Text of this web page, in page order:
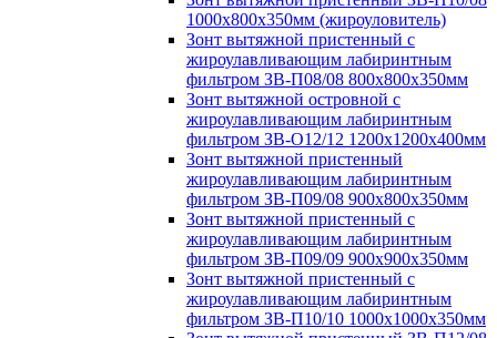
1000х800х350мм (жироуловитель)
Зонт вытяжной пристенный с
жироулавливающим лабиринтным
фильтром ЗВ-П08/08 800х800х350мм
Зонт вытяжной островной с
жироулавливающим лабиринтным
фильтром ЗВ-О12/12 1200х1200х400мм
Зонт вытяжной пристенный
жироулавливающим лабиринтным
фильтром ЗВ-П09/08 900х800х350мм
Зонт вытяжной пристенный с
жироулавливающим лабиринтным
фильтром ЗВ-П09/09 900х900х350мм
Зонт вытяжной пристенный с
жироулавливающим лабиринтным
фильтром ЗВ-П10/10 1000х1000х350мм